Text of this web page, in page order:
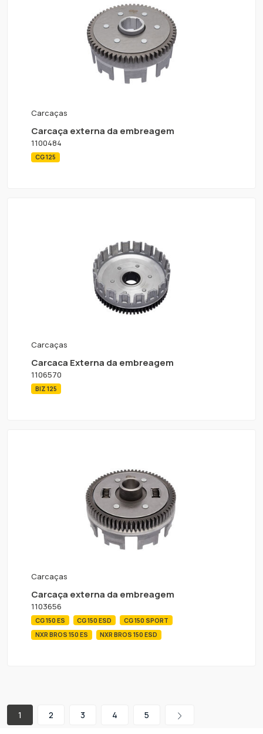
Carcaças
Carcaça externa da embreagem
1100484
CG 125
Carcaças
Carcaca Externa da embreagem
1106570
BIZ 125
Carcaças
Carcaça externa da embreagem
1103656
CG 150 ES CG 150 ESD
CG 150 SPORT
NXR BROS 150 ES
NXR BROS 150 ESD
1 2 3 4 5